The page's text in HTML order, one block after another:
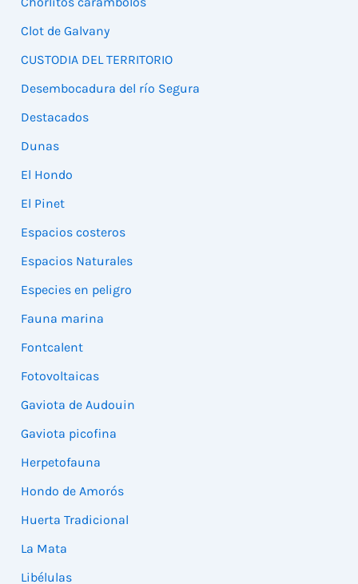
Clot de Galvany
CUSTODIA DEL TERRITORIO
Desembocadura del río Segura
Destacados
Dunas
El Hondo
El Pinet
Espacios costeros
Espacios Naturales
Especies en peligro
Fauna marina
Fontcalent
Fotovoltaicas
Gaviota de Audouin
Gaviota picofina
Herpetofauna
Hondo de Amorós
Huerta Tradicional
La Mata
Libélulas